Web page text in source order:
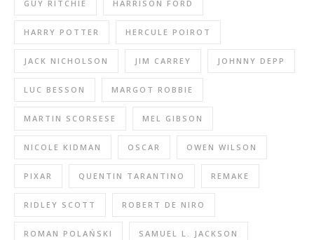
GUY RITCHIE HARRISON FORD
HARRY POTTER HERCULE POIROT
JACK NICHOLSON JIM CARREY JOHNNY DEPP
LUC BESSON MARGOT ROBBIE
MARTIN SCORSESE MEL GIBSON
NICOLE KIDMAN OSCAR OWEN WILSON
PIXAR QUENTIN TARANTINO REMAKE
RIDLEY SCOTT ROBERT DE NIRO
ROMAN POLAŃSKI SAMUEL L. JACKSON